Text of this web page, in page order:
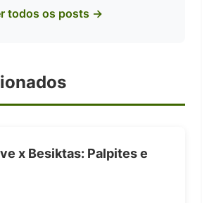
todos os posts →
x Besiktas: Palpites e